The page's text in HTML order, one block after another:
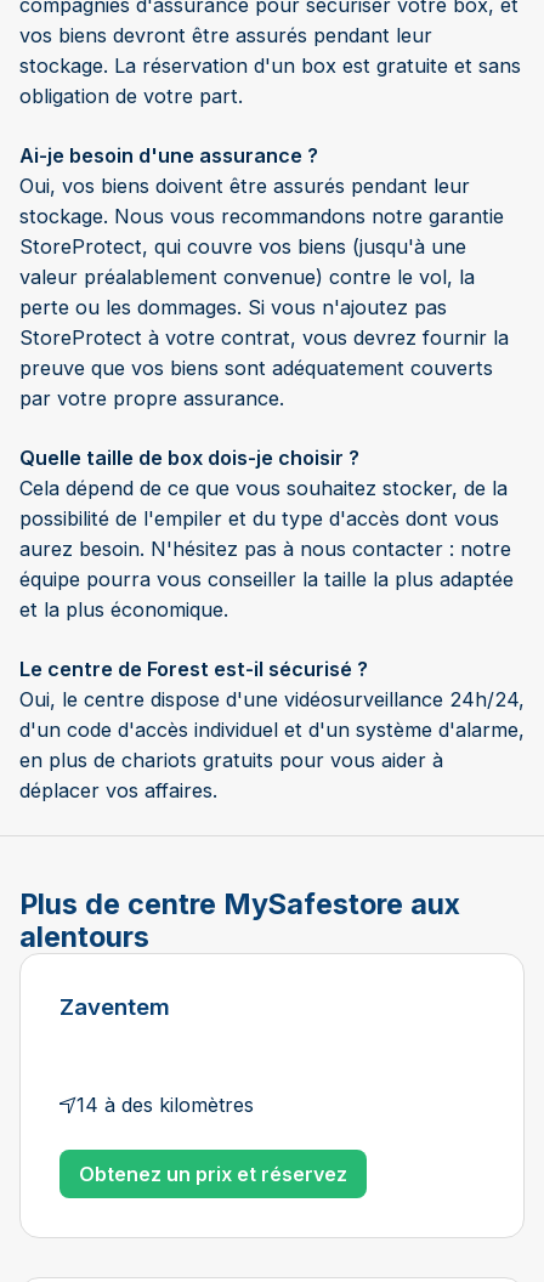
compagnies d'assurance pour sécuriser votre box, et
vos biens devront être assurés pendant leur
stockage. La réservation d'un box est gratuite et sans
obligation de votre part.
Ai-je besoin d'une assurance ?
Oui, vos biens doivent être assurés pendant leur
stockage. Nous vous recommandons notre garantie
StoreProtect, qui couvre vos biens (jusqu'à une
valeur préalablement convenue) contre le vol, la
perte ou les dommages. Si vous n'ajoutez pas
StoreProtect à votre contrat, vous devrez fournir la
preuve que vos biens sont adéquatement couverts
par votre propre assurance.
Quelle taille de box dois-je choisir ?
Cela dépend de ce que vous souhaitez stocker, de la
possibilité de l'empiler et du type d'accès dont vous
aurez besoin. N'hésitez pas à nous contacter : notre
équipe pourra vous conseiller la taille la plus adaptée
et la plus économique.
Le centre de Forest est-il sécurisé ?
Oui, le centre dispose d'une vidéosurveillance 24h/24,
d'un code d'accès individuel et d'un système d'alarme,
en plus de chariots gratuits pour vous aider à
déplacer vos affaires.
Plus de centre MySafestore aux
alentours
Zaventem
14 à des kilomètres
Obtenez un prix et réservez